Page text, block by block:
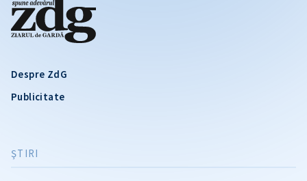
Despre ZdG
Publicitate
ŞTIRI